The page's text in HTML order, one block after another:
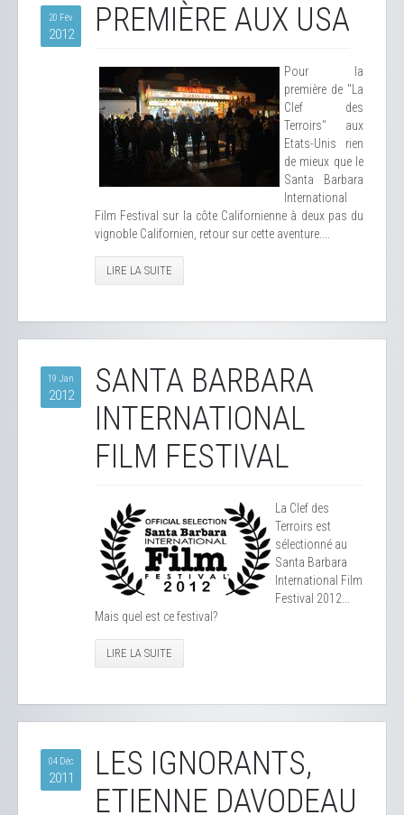
20 Fév
2012 PREMIÈRE AUX USA
Pour la
première de "La
Clef des
Terroirs" aux
Etats-Unis rien
de mieux que le
Santa Barbara
International
Film Festival sur la côte Californienne à deux pas du
vignoble Californien, retour sur cette aventure....
LIRE LA SUITE
19 Jan
2012
SANTA BARBARA
INTERNATIONAL
FILM FESTIVAL
La Clef des
Terroirs est
sélectionné au
Santa Barbara
International Film
Festival 2012...
Mais quel est ce festival?
LIRE LA SUITE
04 Déc
2011
LES IGNORANTS,
ETIENNE DAVODEAU